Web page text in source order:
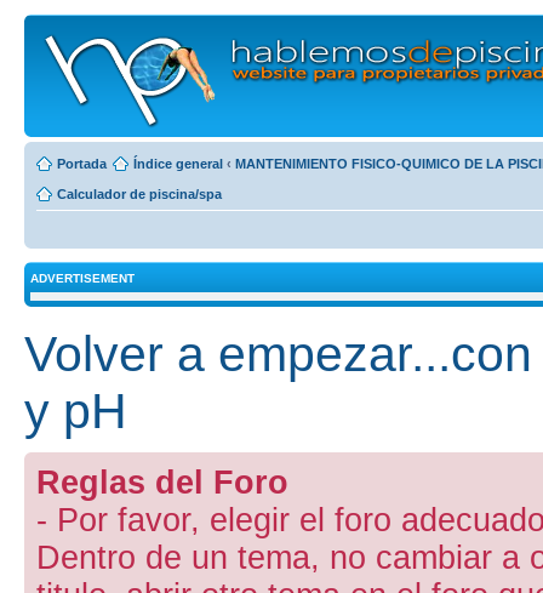
Portada Índice general ‹ MANTENIMIENTO FISICO-QUIMICO DE LA
Calculador de piscina/spa
ADVERTISEMENT
Volver a
y pH
Reglas del Foro
- Por favor, elegir el foro
Dentro de un tema, no cambiar a